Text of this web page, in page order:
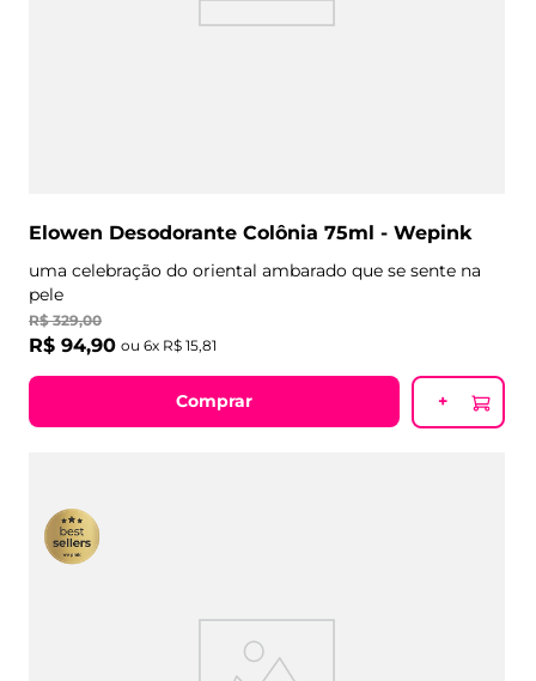
Elowen Desodorante Colônia 75ml - Wepink
uma celebração do oriental ambarado que se sente na
pele
R$ 329,00
R$ 94,90 ou 6x R$ 15,81
Comprar +